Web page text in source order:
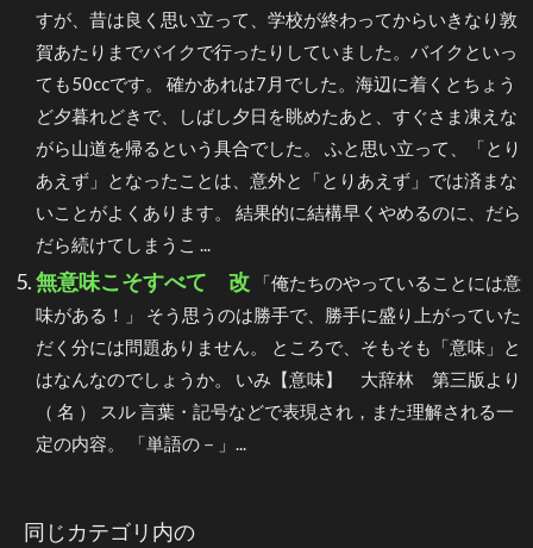
すが、昔は良く思い立って、学校が終わってからいきなり敦
賀あたりまでバイクで行ったりしていました。バイクといっ
ても50ccです。 確かあれは7月でした。海辺に着くとちょう
ど夕暮れどきで、しばし夕日を眺めたあと、すぐさま凍えな
がら山道を帰るという具合でした。 ふと思い立って、「とり
あえず」となったことは、意外と「とりあえず」では済まな
いことがよくあります。 結果的に結構早くやめるのに、だら
だら続けてしまうこ ...
無意味こそすべて 改
「俺たちのやっていることには意
味がある！」 そう思うのは勝手で、勝手に盛り上がっていた
だく分には問題ありません。 ところで、そもそも「意味」と
はなんなのでしょうか。 いみ【意味】 大辞林 第三版より
（ 名 ） スル 言葉・記号などで表現され，また理解される一
定の内容。 「単語の－」...
同じカテゴリ内の